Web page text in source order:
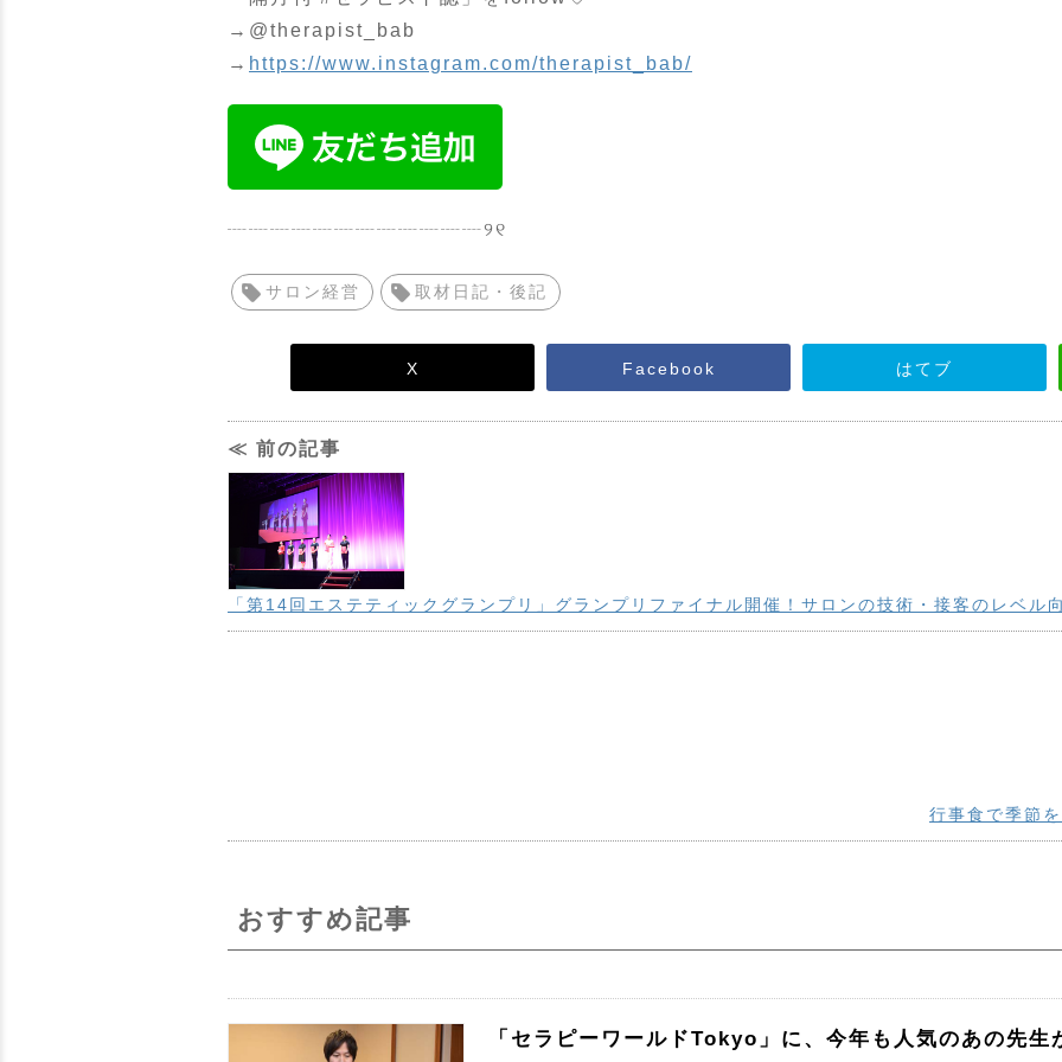
→@therapist_bab
→ https://www.instagram.com/therapist_bab/
┈┈┈┈┈┈┈┈┈┈┈┈୨୧
サロン経営 取材日記・後記
X Facebook はてブ
≪ 前の記事
「第14回エステティックグランプリ」グランプリファイナル開催！サロンの技術・接客のレベル
行事食で季節
おすすめ記事
「セラピーワールドTokyo」に、今年も人気のあの先生